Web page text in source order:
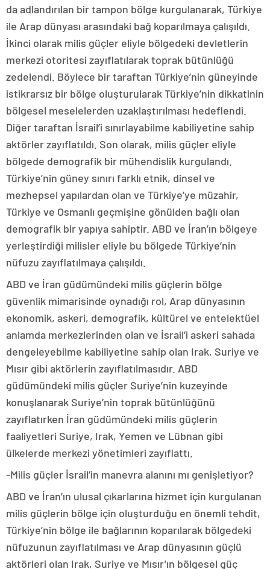
da adlandırılan bir tampon bölge kurgulanarak, Türkiye
ile Arap dünyası arasındaki bağ koparılmaya çalışıldı.
İkinci olarak milis güçler eliyle bölgedeki devletlerin
merkezi otoritesi zayıflatılarak toprak bütünlüğü
zedelendi. Böylece bir taraftan Türkiye’nin güneyinde
istikrarsız bir bölge oluşturularak Türkiye’nin dikkatinin
bölgesel meselelerden uzaklaştırılması hedeflendi.
Diğer taraftan İsrail’i sınırlayabilme kabiliyetine sahip
aktörler zayıflatıldı. Son olarak, milis güçler eliyle
bölgede demografik bir mühendislik kurgulandı.
Türkiye’nin güney sınırı farklı etnik, dinsel ve
mezhepsel yapılardan olan ve Türkiye’ye müzahir,
Türkiye ve Osmanlı geçmişine gönülden bağlı olan
demografik bir yapıya sahiptir. ABD ve İran’ın bölgeye
yerleştirdiği milisler eliyle bu bölgede Türkiye’nin
nüfuzu zayıflatılmaya çalışıldı.
ABD ve İran güdümündeki milis güçlerin bölge
güvenlik mimarisinde oynadığı rol, Arap dünyasının
ekonomik, askeri, demografik, kültürel ve entelektüel
anlamda merkezlerinden olan ve İsrail’i askeri sahada
dengeleyebilme kabiliyetine sahip olan Irak, Suriye ve
Mısır gibi aktörlerin zayıflatılmasıdır. ABD
güdümündeki milis güçler Suriye’nin kuzeyinde
konuşlanarak Suriye’nin toprak bütünlüğünü
zayıflatırken İran güdümündeki milis güçlerin
faaliyetleri Suriye, Irak, Yemen ve Lübnan gibi
ülkelerde merkezi yönetimleri zayıflattı.
-Milis güçler İsrail’in manevra alanını mı genişletiyor?
ABD ve İran’ın ulusal çıkarlarına hizmet için kurgulanan
milis güçlerin bölge için oluşturduğu en önemli tehdit,
Türkiye’nin bölge ile bağlarının koparılarak bölgedeki
nüfuzunun zayıflatılması ve Arap dünyasının güçlü
aktörleri olan Irak, Suriye ve Mısır’ın bölgesel güç